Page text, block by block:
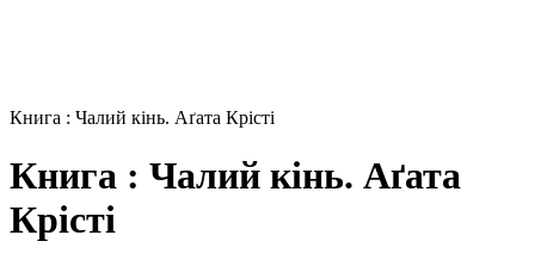
Книга : Чалий кінь. Аґата Крісті
Книга : Чалий кінь. Аґата
Крісті